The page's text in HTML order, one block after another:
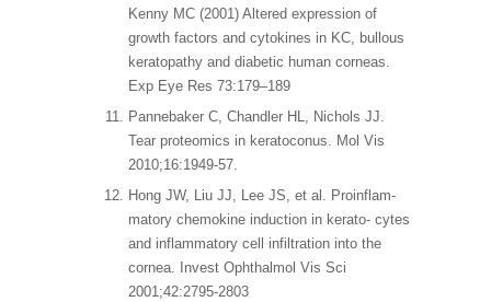
Kenny MC (2001) Altered expression of
growth factors and cytokines in KC, bullous
keratopathy and diabetic human corneas.
Exp Eye Res 73:179–189
Pannebaker C, Chandler HL, Nichols JJ.
Tear proteomics in keratoconus. Mol Vis
2010;16:1949-57.
Hong JW, Liu JJ, Lee JS, et al. Proinflam-
matory chemokine induction in kerato- cytes
and inflammatory cell infiltration into the
cornea. Invest Ophthalmol Vis Sci
2001;42:2795-2803